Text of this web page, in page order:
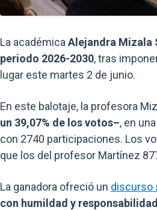
La académica Alejandra Mizala
periodo 2026-2030, tras
lugar este martes 2 de junio.
En este balotaje, la profesora
un 39,07% de los votos–, en
con 2740 participaciones. Los
que los del profesor Martínez
La ganadora ofreció un discurso
con humildad y responsabilidad